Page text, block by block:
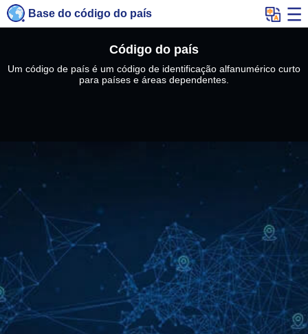
Base do código do país
Código do país
Um código de país é um código de identificação alfanumérico curto
para países e áreas dependentes.